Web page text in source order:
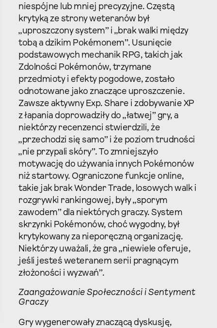
niespójne lub mniej precyzyjne. Częstą
krytyką ze strony weteranów był
„uproszczony system” i „brak walki między
tobą a dzikim Pokémonem”. Usunięcie
podstawowych mechanik RPG, takich jak
Zdolności Pokémonów, trzymane
przedmioty i efekty pogodowe, zostało
odnotowane jako znaczące uproszczenie.
Zawsze aktywny Exp. Share i zdobywanie XP
z łapania doprowadziły do „łatwej” gry, a
niektórzy recenzenci stwierdzili, że
„przechodzi się samo” i że poziom trudności
„nie przypali skóry”. To zmniejszyło
motywację do używania innych Pokémonów
niż startowy. Ograniczone funkcje online,
takie jak brak Wonder Trade, losowych walk i
rozgrywki rankingowej, były „sporym
zawodem” dla niektórych graczy. System
skrzynki Pokémonów, choć wygodny, był
krytykowany za nieporęczną organizację.
Niektórzy uważali, że gra „niewiele oferuje,
jeśli jesteś weteranem serii pragnącym
złożoności i wyzwań”.
Zaangażowanie Społeczności i Sentyment
Graczy
Gry wygenerowały znaczącą dyskusję,